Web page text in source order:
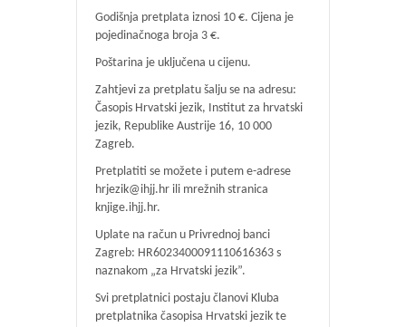
Godišnja pretplata iznosi 10 €. Cijena je
pojedinačnoga broja 3 €.
Poštarina je uključena u cijenu.
Zahtjevi za pretplatu šalju se na adresu:
Časopis Hrvatski jezik, Institut za hrvatski
jezik, Republike Austrije 16, 10 000
Zagreb.
Pretplatiti se možete i putem e-adrese
hrjezik@ihjj.hr ili mrežnih stranica
knjige.ihjj.hr.
Uplate na račun u Privrednoj banci
Zagreb: HR6023400091110616363 s
naznakom „za Hrvatski jezik”.
Svi pretplatnici postaju članovi Kluba
pretplatnika časopisa Hrvatski jezik te